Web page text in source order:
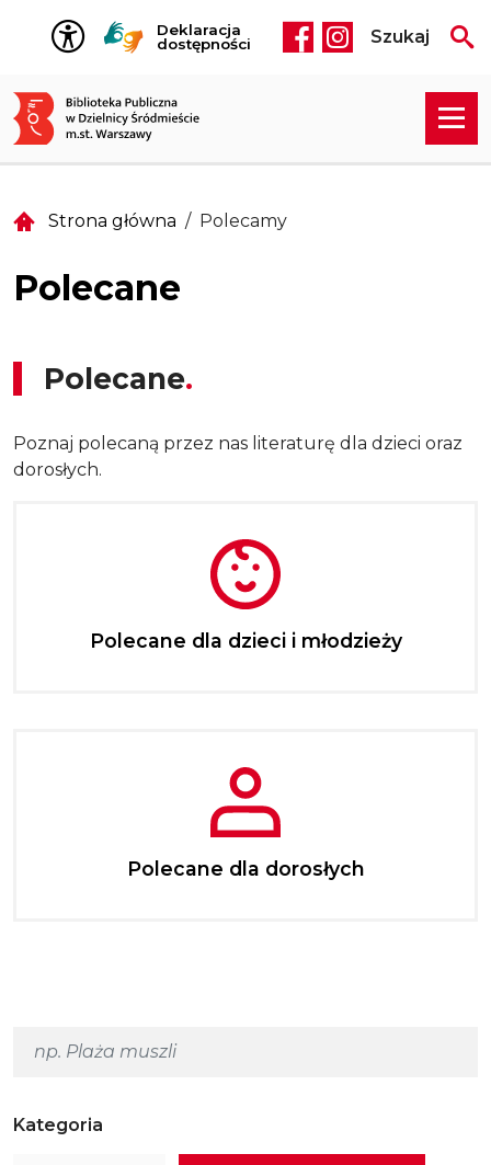
Przejdź do treści
Deklaracja
dostępności
Social media
Szukaj
Strona główna Polecamy
Polecane
Polecane
Poznaj polecaną przez nas literaturę dla dzieci oraz
dorosłych.
Polecane dla dzieci i młodzieży
Polecane dla dorosłych
Kategoria